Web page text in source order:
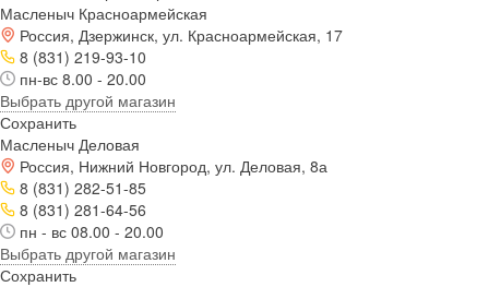
Масленыч Красноармейская
Россия, Дзержинск, ул. Красноармейская, 17
8 (831) 219-93-10
пн-вс 8.00 - 20.00
Выбрать другой магазин
Сохранить
Масленыч Деловая
Россия, Нижний Новгород, ул. Деловая, 8а
8 (831) 282-51-85
8 (831) 281-64-56
пн - вс 08.00 - 20.00
Выбрать другой магазин
Сохранить